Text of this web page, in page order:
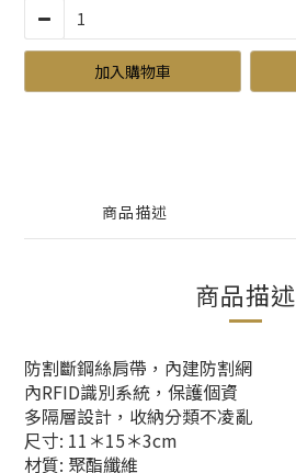
加入購物車
商品描述
商品描述
防割斷鋼絲肩帶，內建防割網
內RFID識別系統，保護個資
多隔層設計，收納分類不凌亂
尺寸: 11＊15＊3cm
材質: 聚酯纖維